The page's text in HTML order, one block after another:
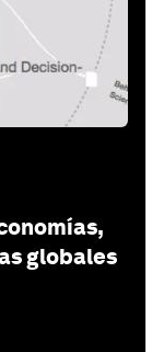
globales